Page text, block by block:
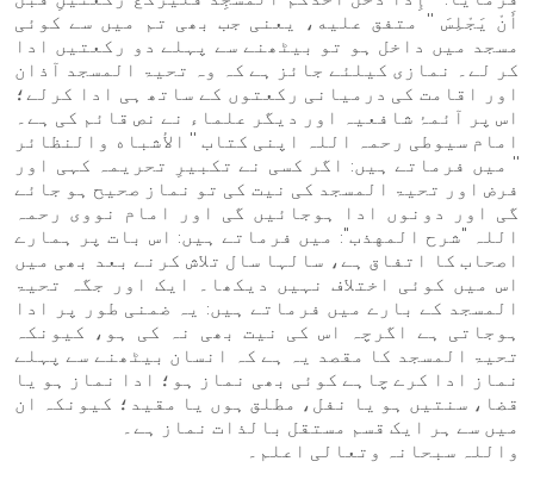
أَنْ يَجْلِسَ '' متفق عليه، یعنی جب بھی تم میں سے کوئی
مسجد میں داخل ہو تو بیٹھنے سے پہلے دو رکعتیں ادا
کر لے۔ نمازی کیلئے جائز ہے کہ وہ تحیۃ المسجد آذان
اور اقامت کی درمیانی رکعتوں کے ساتھ ہی ادا کرلے؛
اس پر آئمۂ شافعیہ اور دیگر علماء نے نص قائم کی ہے۔
امام سیوطی رحمہ اللہ اپنی کتاب '' الأشباه والنظائر
'' میں فرماتے ہیں: اگر کسی نے تکبیرِ تحریمہ کہی اور
فرض اور تحیۃ المسجد کی نیت کی تو نماز صحیح ہو جائے
گی اور دونوں ادا ہوجائیں گی اور امام نووی رحمہ
اللہ "شرح المهذب": میں فرماتے ہیں: اس بات پر ہمارے
اصحاب کا اتفاق ہے، سالہا سال تلاش کرنے بعد بھی میں
اس میں کوئی اختلاف نہیں دیکھا۔ ایک اور جگہ تحیۃ
المسجد کے بارے میں فرماتے ہیں: یہ ضمنی طور پر ادا
ہوجاتی ہے اگرچہ اس کی نیت بھی نہ کی ہو، کیونکہ
تحیۃ المسجد کا مقصد یہ ہے کہ انسان بیٹھنے سے پہلے
نماز ادا کرے چاہے کوئی بھی نماز ہو؛ ادا نماز ہو یا
قضا، سنتیں ہو یا نفل، مطلق ہوں یا مقید؛ کیونکہ ان
میں سے ہر ایک قسم مستقل بالذات نماز ہے۔
واللہ سبحانہ وتعالی اعلم۔